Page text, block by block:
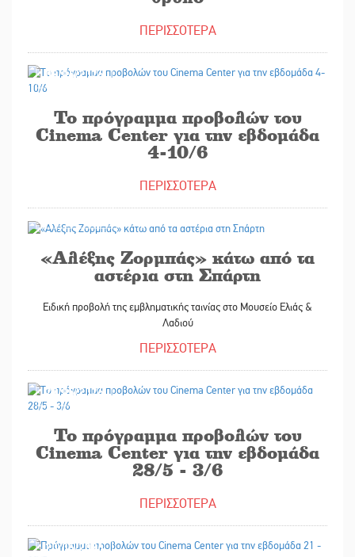
ΠΕΡΙΣΣΟΤΕΡΑ
03/06/2026
Το πρόγραμμα προβολών του
Cinema Center για την εβδομάδα
4-10/6
ΠΕΡΙΣΣΟΤΕΡΑ
«Αλέξης Ζορμπάς» κάτω από τα
αστέρια στη Σπάρτη
Ειδική προβολή της εμβληματικής ταινίας στο Μουσείο Ελιάς &
Λαδιού
ΠΕΡΙΣΣΟΤΕΡΑ
27/05/2026
Το πρόγραμμα προβολών του
Cinema Center για την εβδομάδα
28/5 - 3/6
ΠΕΡΙΣΣΟΤΕΡΑ
20/05/2026